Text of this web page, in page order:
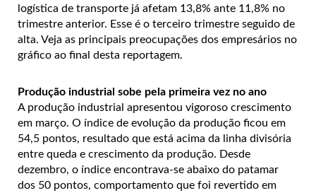
logística de transporte já afetam 13,8% ante 11,8% no
trimestre anterior. Esse é o terceiro trimestre seguido de
alta. Veja as principais preocupações dos empresários no
gráfico ao final desta reportagem.
Produção industrial sobe pela primeira vez no ano
A produção industrial apresentou vigoroso crescimento
em março. O índice de evolução da produção ficou em
54,5 pontos, resultado que está acima da linha divisória
entre queda e crescimento da produção. Desde
dezembro, o índice encontrava-se abaixo do patamar
dos 50 pontos, comportamento que foi revertido em